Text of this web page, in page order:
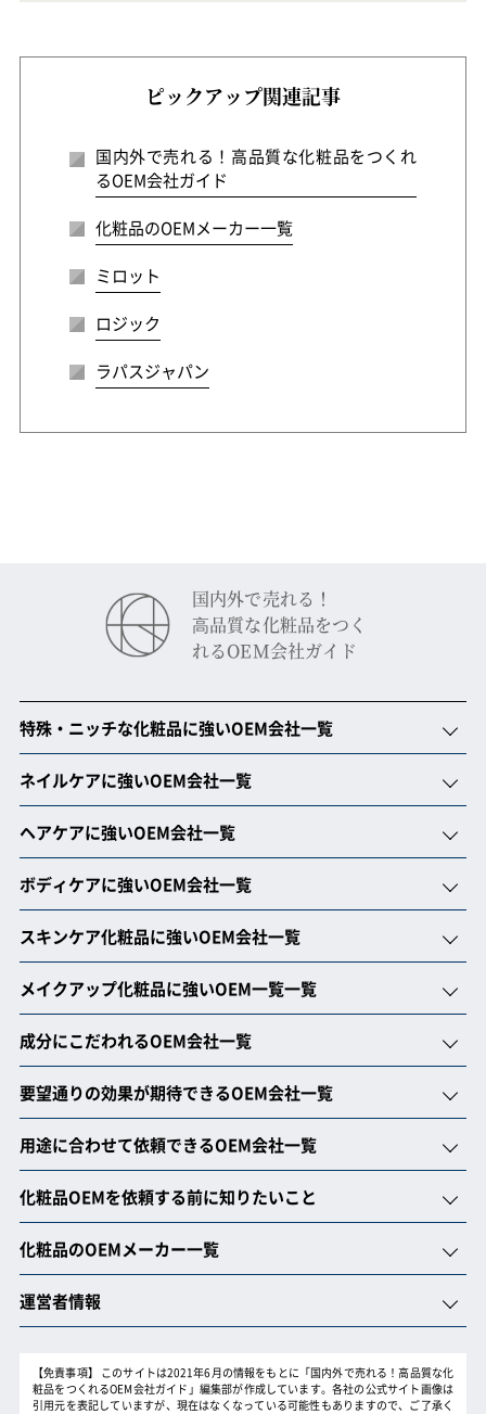
ピックアップ関連記事
国内外で売れる！高品質な化粧品をつくれ
るOEM会社ガイド
化粧品のOEMメーカー一覧
ミロット
ロジック
ラパスジャパン
国内外で売れる！
⾼品質な化粧品をつく
れるOEM会社ガイド
特殊・ニッチな化粧品に強いOEM会社一覧
ネイルケアに強いOEM会社一覧
ヘアケアに強いOEM会社一覧
ボディケアに強いOEM会社一覧
スキンケア化粧品に強いOEM会社一覧
メイクアップ化粧品に強いOEM一覧一覧
成分にこだわれるOEM会社一覧
要望通りの効果が期待できるOEM会社一覧
用途に合わせて依頼できるOEM会社一覧
化粧品OEMを依頼する前に知りたいこと
化粧品のOEMメーカー一覧
運営者情報
【免責事項】 このサイトは2021年6月の情報をもとに「国内外で売れる！高品質な化
粧品をつくれるOEM会社ガイド」編集部が作成しています。各社の公式サイト画像は
引用元を表記していますが、現在はなくなっている可能性もありますので、ご了承く